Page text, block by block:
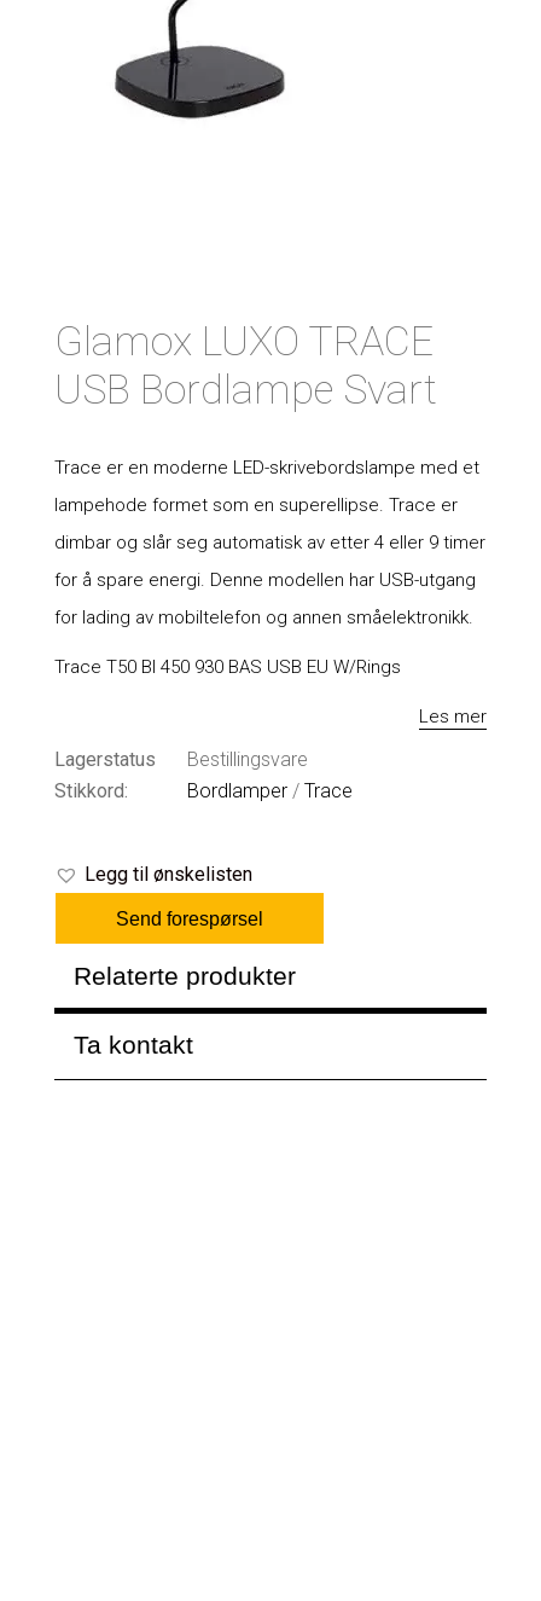
Glamox LUXO TRACE
USB Bordlampe Svart
Trace er en moderne LED-skrivebordslampe med et
lampehode formet som en superellipse. Trace er
dimbar og slår seg automatisk av etter 4 eller 9 timer
for å spare energi. Denne modellen har USB-utgang
for lading av mobiltelefon og annen småelektronikk.
Trace T50 Bl 450 930 BAS USB EU W/Rings
Les mer
Lagerstatus
Bestillingsvare
Stikkord:
Bordlamper/ Trace
Legg til ønskelisten
Send forespørsel
Relaterte produkter
Ta kontakt